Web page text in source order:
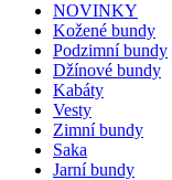
NOVINKY
Kožené bundy
Podzimní bundy
Džínové bundy
Kabáty
Vesty
Zimní bundy
Saka
Jarní bundy